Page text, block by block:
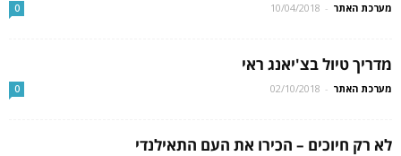
מערכת האתר -
10/04/2018
0
מדריך טיול בצ'יאנג ראי
מערכת האתר -
02/10/2018
0
לא רק חיוכים – הכירו את העם התאילנדי